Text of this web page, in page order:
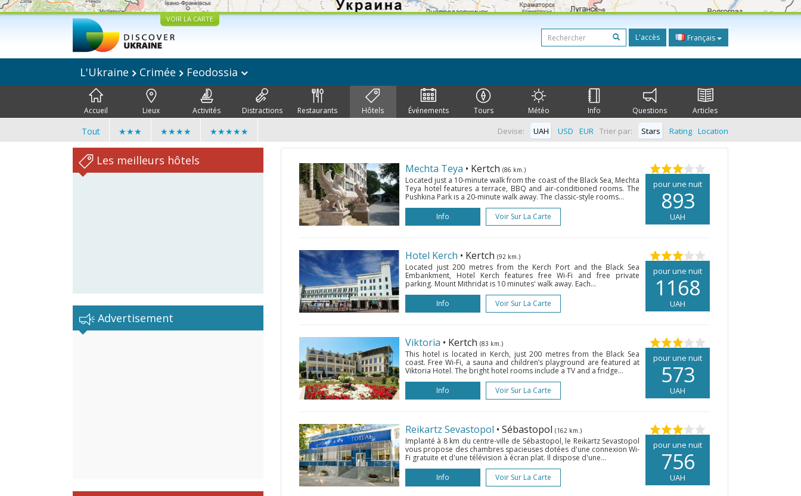
VOIR LA CARTE
L'accès Français
L'Ukraine Crimée Feodossia
Accueil Lieux Activités Distractions Restaurants Hôtels Événements Tours Météo Info Questions Articles
Tout ★★★ ★★★★ ★★★★★ Trier par: Stars Rating Location
Devise: UAH USD EUR
Les meilleurs hôtels
Advertisement
pour une nuit
893
UAH
Mechta Teya • Kertch (86 km.)
Located just a 10-minute walk from the coast of the Black Sea, Mechta
Teya hotel features a terrace, BBQ and air-conditioned rooms. The
Pushkina Park is a 20-minute walk away. The classic-style rooms...
Info
Voir Sur La Carte
pour une nuit
1168
UAH
Hotel Kerch • Kertch (92 km.)
Located just 200 metres from the Kerch Port and the Black Sea
Embankment, Hotel Kerch features free Wi-Fi and free private
parking. Mount Mithridat is 10 minutes' walk away. Each...
Info
Voir Sur La Carte
pour une nuit
573
UAH
Viktoria • Kertch (83 km.)
This hotel is located in Kerch, just 200 metres from the Black Sea
coast. Free Wi-Fi, a sauna and children’s playground are featured at
Viktoria Hotel. The bright hotel rooms include a TV and a fridge...
Info
Voir Sur La Carte
pour une nuit
756
UAH
Reikartz Sevastopol • Sébastopol (162 km.)
Implanté à 8 km du centre-ville de Sébastopol, le Reikartz Sevastopol
vous propose des chambres spacieuses dotées d'une connexion Wi-
Fi gratuite et d'une télévision à écran plat. Il dispose d'une...
Info
Voir Sur La Carte